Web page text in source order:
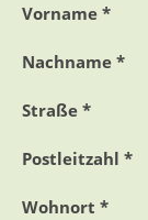
Vorname *
Nachname *
Straße *
Postleitzahl *
Wohnort *